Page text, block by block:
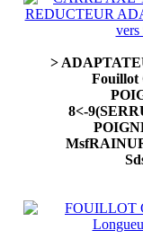
>
Fouillot
8<-